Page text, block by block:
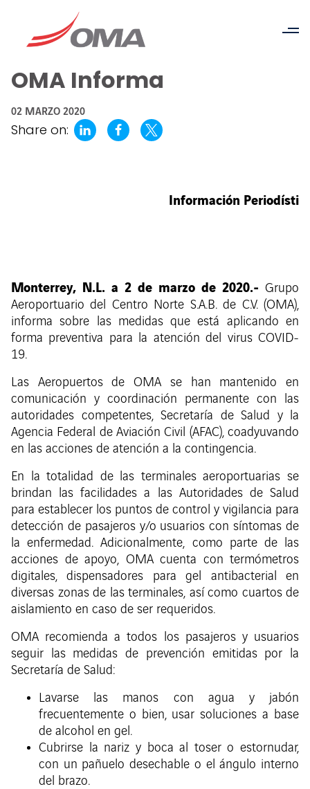
OMA Informa
02 MARZO 2020
Share on:
Información Periodísti
Monterrey, N.L. a 2 de marzo de 2020.- Grupo
Aeroportuario del Centro Norte S.A.B. de C.V. (OMA),
informa sobre las medidas que está aplicando en
forma preventiva para la atención del virus COVID-
19.
Las Aeropuertos de OMA se han mantenido en
comunicación y coordinación permanente con las
autoridades competentes, Secretaría de Salud y la
Agencia Federal de Aviación Civil (AFAC), coadyuvando
en las acciones de atención a la contingencia.
En la totalidad de las terminales aeroportuarias se
brindan las facilidades a las Autoridades de Salud
para establecer los puntos de control y vigilancia para
detección de pasajeros y/o usuarios con síntomas de
la enfermedad. Adicionalmente, como parte de las
acciones de apoyo, OMA cuenta con termómetros
digitales, dispensadores para gel antibacterial en
diversas zonas de las terminales, así como cuartos de
aislamiento en caso de ser requeridos.
OMA recomienda a todos los pasajeros y usuarios
seguir las medidas de prevención emitidas por la
Secretaría de Salud:
Lavarse las manos con agua y jabón
frecuentemente o bien, usar soluciones a base
de alcohol en gel.
Cubrirse la nariz y boca al toser o estornudar,
con un pañuelo desechable o el ángulo interno
del brazo.